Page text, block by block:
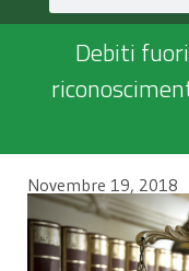
Debiti
Novembre 19, 2018